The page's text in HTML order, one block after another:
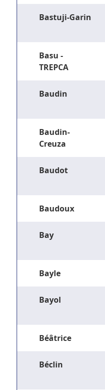
Bastuji-Garin
Basu -
TREPCA
Baudin
Baudin-
Creuza
Baudot
Baudoux
Bay
Bayle
Bayol
Béâtrice
Béclin